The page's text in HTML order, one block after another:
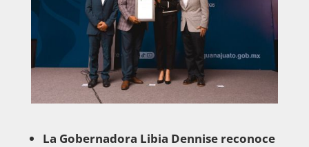
La Gobernadora Libia Dennise reconoce